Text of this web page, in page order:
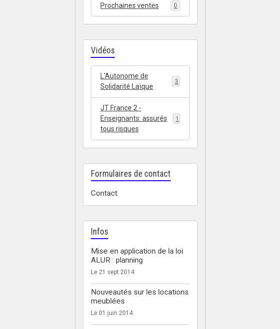
Prochaines ventes 0
Vidéos
L'Autonome de
Solidarité Laïque
3
JT France 2 -
Enseignants: assurés
tous risques
Formulaires de contact
Contact
Infos
Mise en application de la loi
ALUR : planning
Le 21 sept 2014
Nouveautés sur les locations
meublées
Le 01 juin 2014